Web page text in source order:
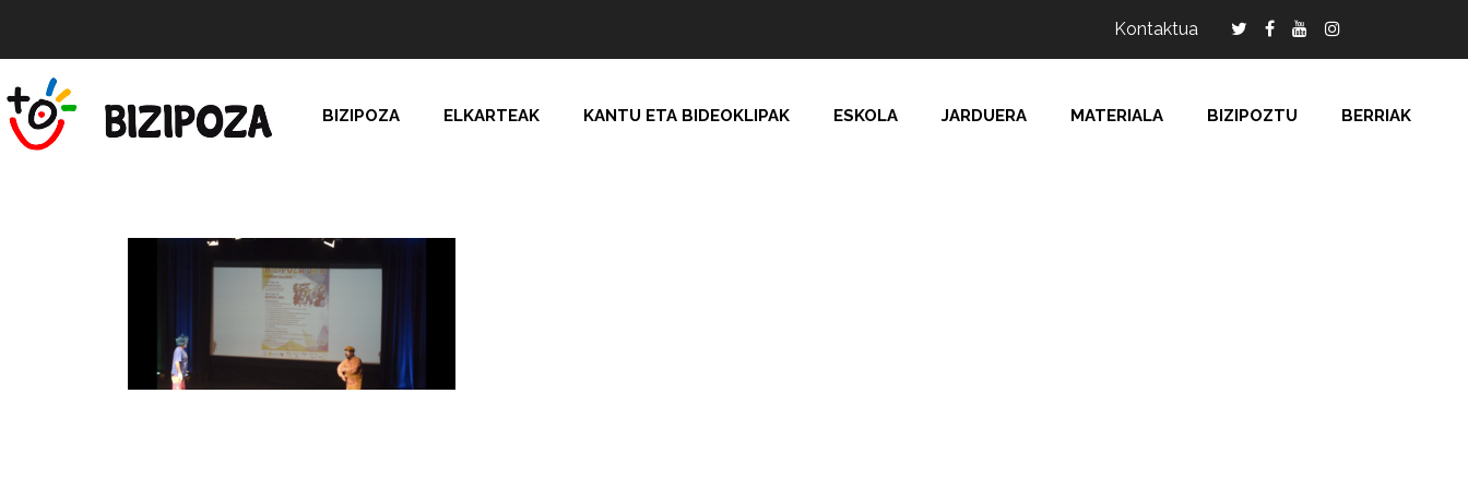
Kontaktua
BIZIPOZA ELKARTEAK KANTU ETA BIDEOKLIPAK ESKOLA JARDUERA MATERIALA BIZIPOZTU BERRIAK